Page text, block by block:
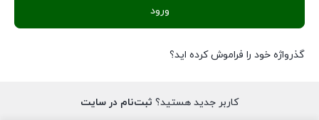
ورود
گذرواژه خود را فراموش کرده اید؟
کاربر جدید هستید؟ ثبت‌نام در سایت